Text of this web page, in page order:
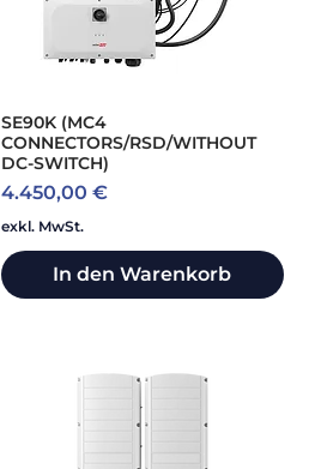
SE90K (MC4
CONNECTORS/RSD/WITHOUT
DC-SWITCH)
Preis
4.450,00 €
exkl. MwSt.
In den Warenkorb